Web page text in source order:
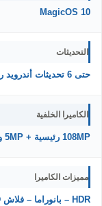
MagicOS 10
التحديثات
حتى 6 تحديثات أندرويد رئيسية
الكاميرا الخلفية
108MP رئيسية + 5MP واسعة
مميزات الكاميرا
HDR – بانوراما – فلاش LED